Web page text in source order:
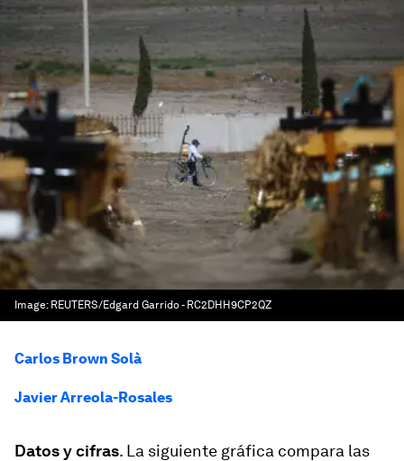
Image: REUTERS/Edgard Garrido - RC2DHH9CP2QZ
Carlos Brown Solà
Javier Arreola-Rosales
Datos y cifras. La siguiente gráfica compara las